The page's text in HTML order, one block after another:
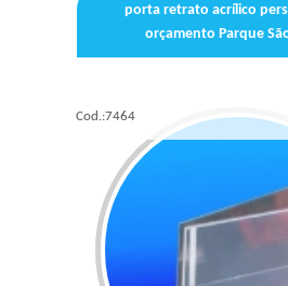
porta retrato acrílico
orçamento Parque
Cod.:7464